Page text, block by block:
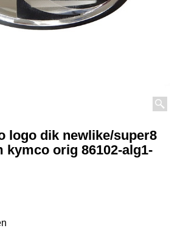
logo dik newlike/super8
kymco orig 86102-alg1-